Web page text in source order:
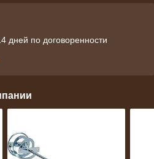
дней по договоренности